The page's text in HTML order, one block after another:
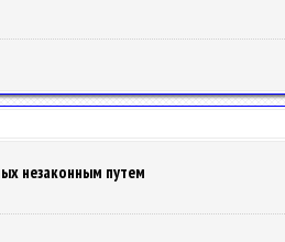
незаконным путем